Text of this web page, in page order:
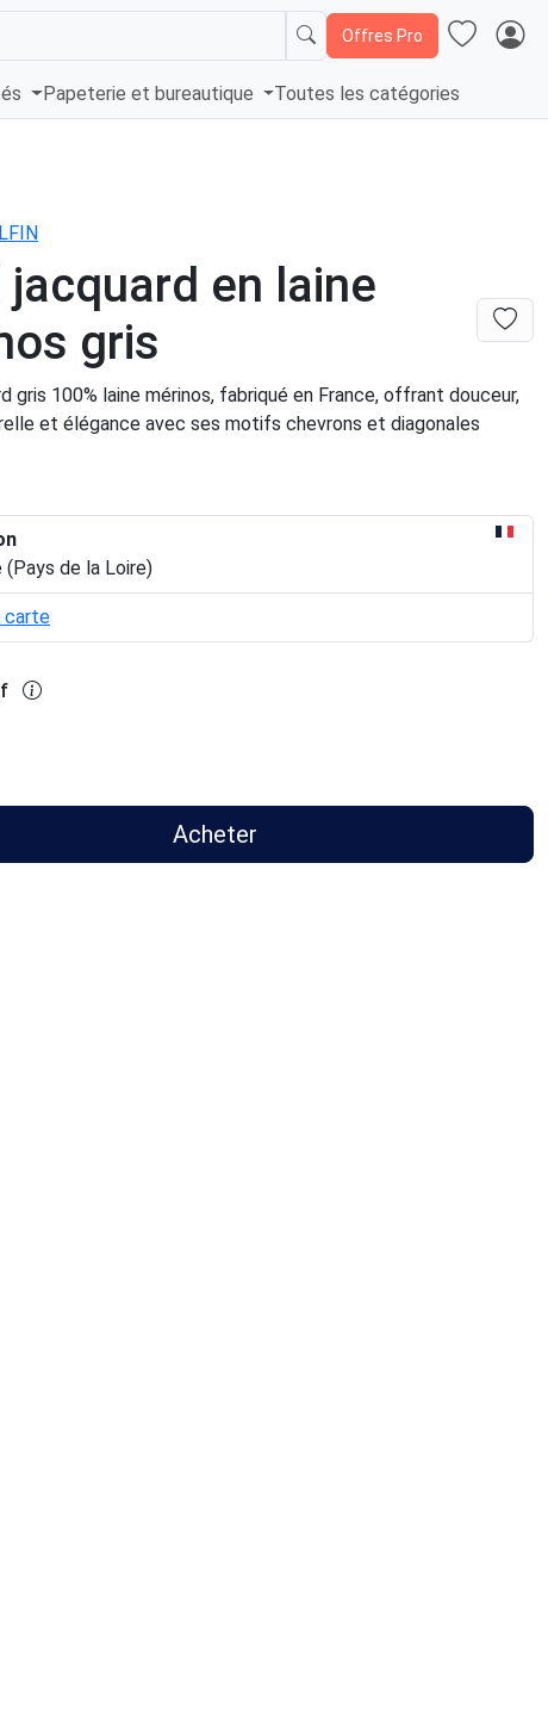
Offres Pro
Papeterie et bureautique Toutes les catégories
jacquard en laine
gris
gris 100% laine mérinos, fabriqué en France, offrant douceur,
et élégance avec ses motifs chevrons et diagonales
(Pays de la Loire)
carte
Acheter